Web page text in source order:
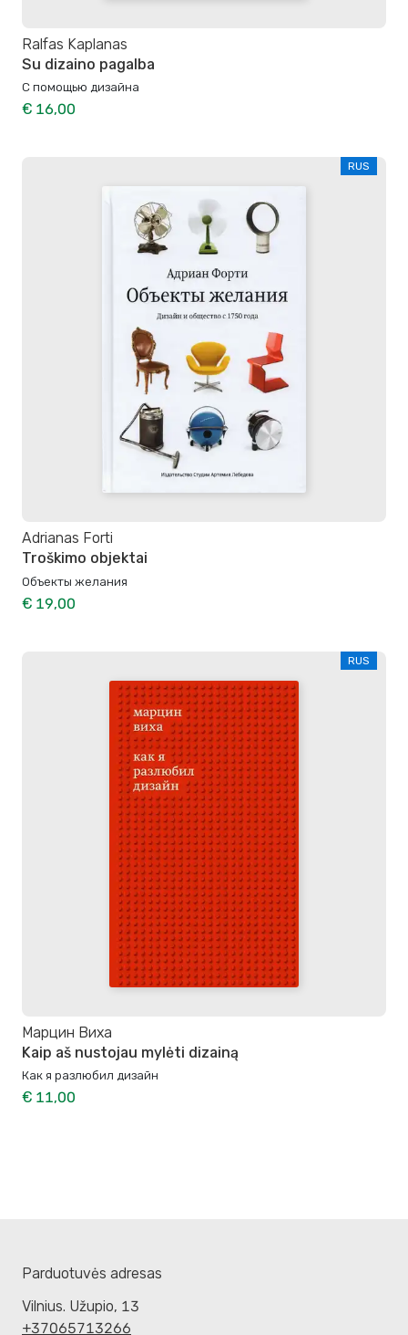
Ralfas Kaplanas
Su dizaino pagalba
С помощью дизайна
€ 16,00
RUS
Adrianas Forti
Troškimo objektai
Объекты желания
€ 19,00
RUS
Марцин Виха
Kaip aš nustojau mylėti dizainą
Как я разлюбил дизайн
€ 11,00
Parduotuvės adresas
Vilnius. Užupio, 13
+37065713266